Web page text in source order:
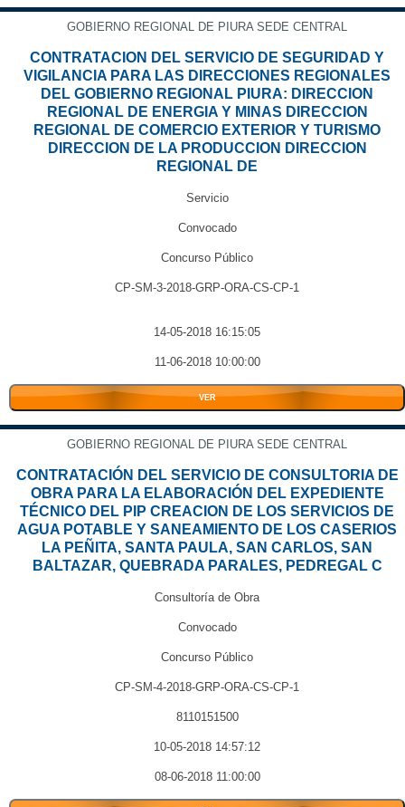
GOBIERNO REGIONAL DE PIURA SEDE CENTRAL
CONTRATACION DEL SERVICIO DE SEGURIDAD Y
VIGILANCIA PARA LAS DIRECCIONES REGIONALES
DEL GOBIERNO REGIONAL PIURA: DIRECCION
REGIONAL DE ENERGIA Y MINAS DIRECCION
REGIONAL DE COMERCIO EXTERIOR Y TURISMO
DIRECCION DE LA PRODUCCION DIRECCION
REGIONAL DE
Servicio
Convocado
Concurso Público
CP-SM-3-2018-GRP-ORA-CS-CP-1
14-05-2018 16:15:05
11-06-2018 10:00:00
VER
GOBIERNO REGIONAL DE PIURA SEDE CENTRAL
CONTRATACIÓN DEL SERVICIO DE CONSULTORIA DE
OBRA PARA LA ELABORACIÓN DEL EXPEDIENTE
TÉCNICO DEL PIP CREACION DE LOS SERVICIOS DE
AGUA POTABLE Y SANEAMIENTO DE LOS CASERIOS
LA PEÑITA, SANTA PAULA, SAN CARLOS, SAN
BALTAZAR, QUEBRADA PARALES, PEDREGAL C
Consultoría de Obra
Convocado
Concurso Público
CP-SM-4-2018-GRP-ORA-CS-CP-1
8110151500
10-05-2018 14:57:12
08-06-2018 11:00:00